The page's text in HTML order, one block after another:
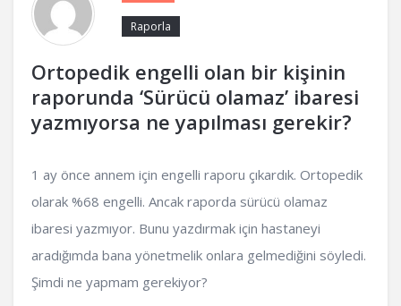
Ortopedik engelli olan bir kişinin
raporunda ‘Sürücü olamaz’ ibaresi
yazmıyorsa ne yapılması gerekir?
Raporla
1 ay önce annem için engelli raporu çıkardık. Ortopedik
olarak %68 engelli. Ancak raporda sürücü olamaz
ibaresi yazmıyor. Bunu yazdırmak için hastaneyi
aradığımda bana yönetmelik onlara gelmediğini söyledi.
Şimdi ne yapmam gerekiyor?